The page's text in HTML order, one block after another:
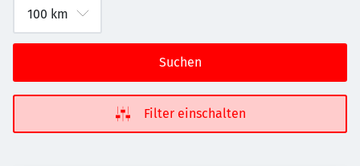
Suchen
Filter einschalten